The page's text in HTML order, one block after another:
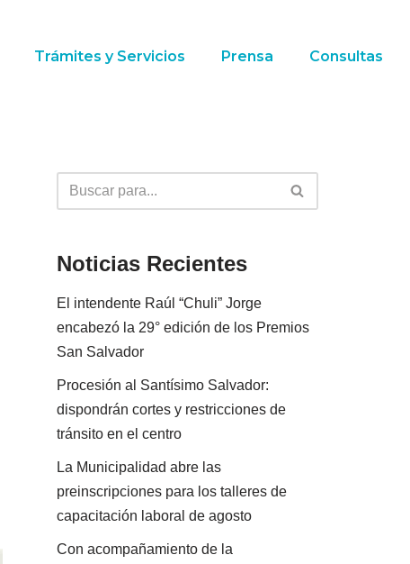
Trámites y Servicios Prensa Consultas
Noticias Recientes
El intendente Raúl “Chuli” Jorge
encabezó la 29° edición de los Premios
San Salvador
Procesión al Santísimo Salvador:
dispondrán cortes y restricciones de
tránsito en el centro
La Municipalidad abre las
preinscripciones para los talleres de
capacitación laboral de agosto
Con acompañamiento de la